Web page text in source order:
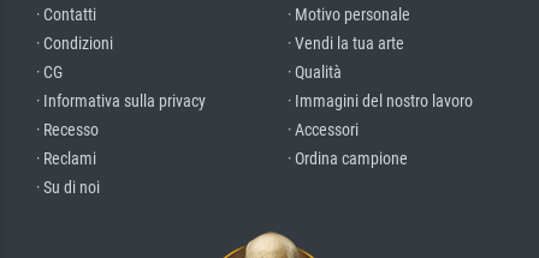
· Contatti
· Condizioni
· CG
· Informativa sulla privacy
· Recesso
· Reclami
· Su di noi
· Motivo personale
· Vendi la tua arte
· Qualità
· Immagini del nostro lavoro
· Accessori
· Ordina campione